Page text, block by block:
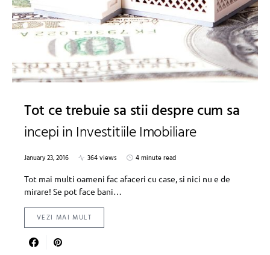
Tot ce trebuie sa stii despre cum sa
incepi in Investitiile Imobiliare
January 23, 2016 364 views
4 minute read
Tot mai multi oameni fac afaceri cu case, si nici nu e de
mirare! Se pot face bani…
VEZI MAI MULT